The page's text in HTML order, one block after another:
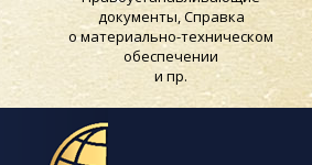
документы, Справка
о материально-техническом
обеспечении
и пр.